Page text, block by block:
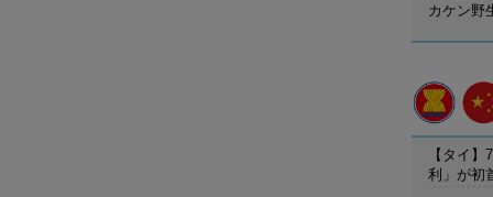
カケン野
【タイ
利」が初